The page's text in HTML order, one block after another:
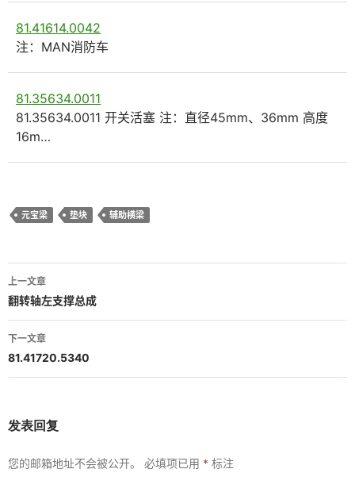
81.41614.0042
注：MAN消防车
81.35634.0011
81.35634.0011 开关活塞 注：直径45mm、36mm 高度
16m…
元宝梁 垫块 辅助横梁
文
章
导
航
上一文章
翻转轴左支撑总成
下一文章
81.41720.5340
发表回复
您的邮箱地址不会被公开。 必填项已用 * 标注